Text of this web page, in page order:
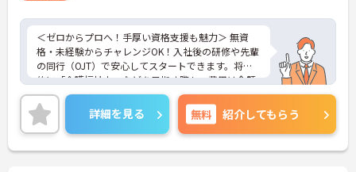
＜ゼロからプロへ！手厚い資格支援も魅力＞ 無資
格・未経験からチャレンジOK！入社後の研修や先輩
の同行（OJT）で安心してスタートできます。将来
的に「介護福祉士」などを目指す際も、費用は全額
会社負担。一人ひとりの「学びたい」を全力で応援
します！
＜高収入＆選べる休みで充実＞ 月給32万円（夜勤あ
り）の厚待遇に加え、基本的に定時退社OK♪休日は
曜日固定の「完全週休2日制」で予定が立てやす
詳細を見る 無料 紹介してもらう